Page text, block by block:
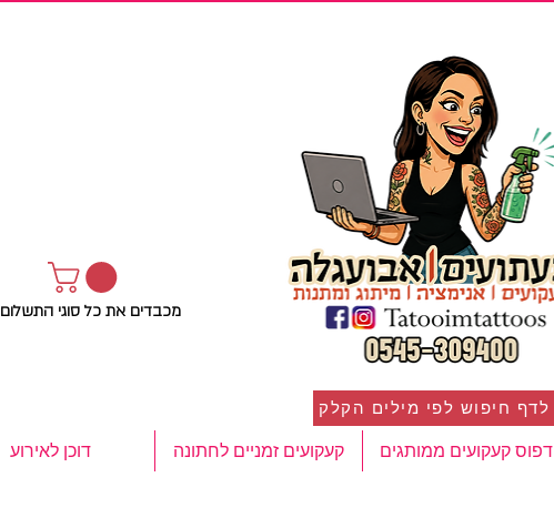
מכבדים את כל סוגי התשלום
לדף חיפוש לפי מילים הקלק
דפוס קעקועים ממותגים קעקועים זמניים לחתונה דוכן לאירוע